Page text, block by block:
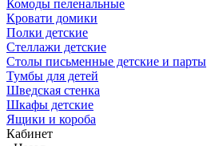
Комоды пеленальные
Кровати домики
Полки детские
Стеллажи детские
Столы письменные детские и парты
Тумбы для детей
Шведская стенка
Шкафы детские
Ящики и короба
Кабинет